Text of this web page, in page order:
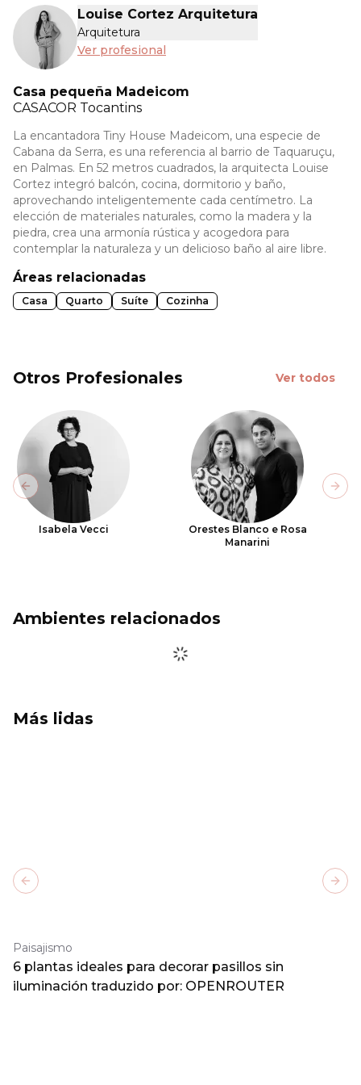
Louise Cortez Arquitetura
Arquitetura
Ver profesional
Casa pequeña Madeicom
CASACOR Tocantins
La encantadora Tiny House Madeicom, una especie de
Cabana da Serra, es una referencia al barrio de Taquaruçu,
en Palmas. En 52 metros cuadrados, la arquitecta Louise
Cortez integró balcón, cocina, dormitorio y baño,
aprovechando inteligentemente cada centímetro. La
elección de materiales naturales, como la madera y la
piedra, crea una armonía rústica y acogedora para
contemplar la naturaleza y un delicioso baño al aire libre.
Áreas relacionadas
Casa Quarto Suíte Cozinha
Otros Profesionales Ver todos
Isabela Vecci
Orestes Blanco e Rosa
Manarini
Previous slide
Ambientes relacionados
Más lidas
Paisajismo
6 plantas ideales para decorar pasillos sin
iluminación traduzido por: OPENROUTER
Previous slide